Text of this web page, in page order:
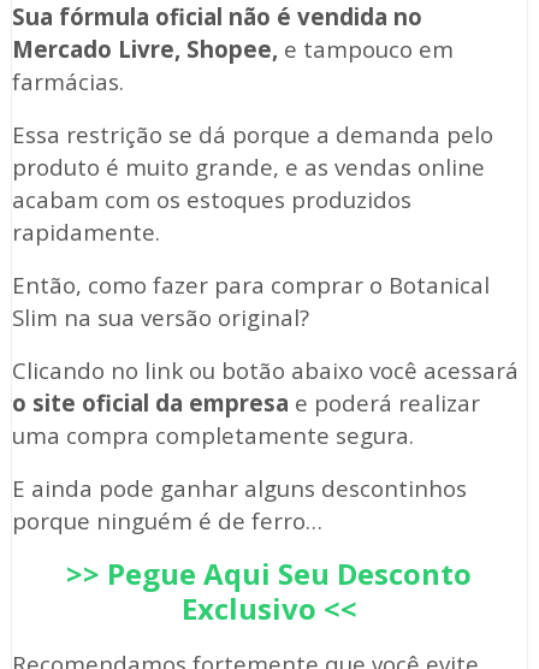
Sua fórmula oficial não é vendida no
Mercado Livre, Shopee, e tampouco em
farmácias.
Essa restrição se dá porque a demanda pelo
produto é muito grande, e as vendas online
acabam com os estoques produzidos
rapidamente.
Então, como fazer para comprar o Botanical
Slim na sua versão original?
Clicando no link ou botão abaixo você acessará
o site oficial da empresa e poderá realizar
uma compra completamente segura.
E ainda pode ganhar alguns descontinhos
porque ninguém é de ferro…
>> Pegue Aqui Seu Desconto
Exclusivo <<